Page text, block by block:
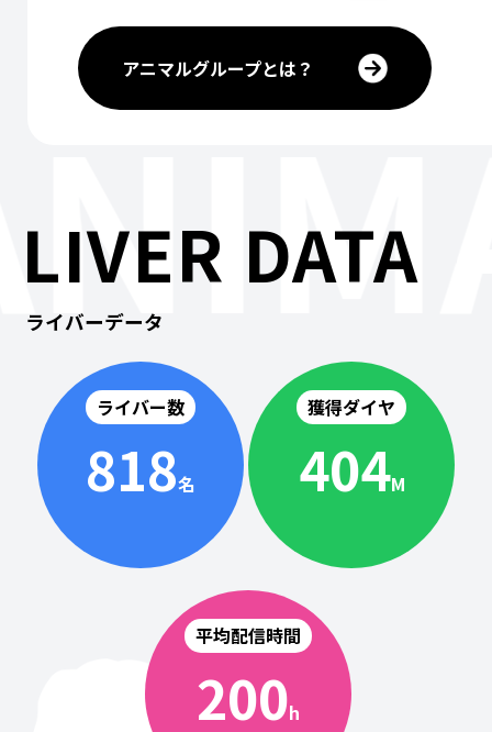
アニマルグループとは？
LIVER DATA
ライバーデータ
ライバー数
818名
獲得ダイヤ
404M
平均配信時間
200h